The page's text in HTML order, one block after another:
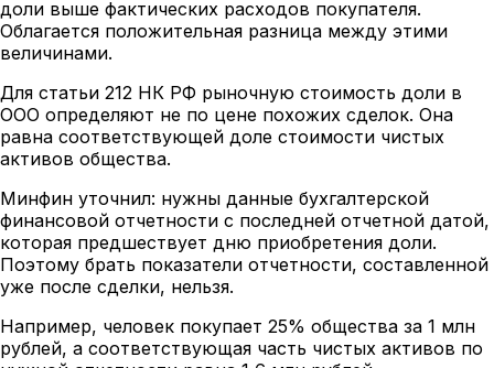
доли выше фактических расходов покупателя.
Облагается положительная разница между этими
величинами.
Для статьи 212 НК РФ рыночную стоимость доли в
ООО определяют не по цене похожих сделок. Она
равна соответствующей доле стоимости чистых
активов общества.
Минфин уточнил: нужны данные бухгалтерской
финансовой отчетности с последней отчетной датой,
которая предшествует дню приобретения доли.
Поэтому брать показатели отчетности, составленной
уже после сделки, нельзя.
Например, человек покупает 25% общества за 1 млн
рублей, а соответствующая часть чистых активов по